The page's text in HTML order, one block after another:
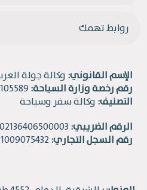
روابط تهمك
الإسم القانوني: وكالة جولة
رقم رخصة وزارة السياحة:
التصنيف: وكالة سفر وسياحة
الرقم الضريبي:
رقم السجل التجاري: